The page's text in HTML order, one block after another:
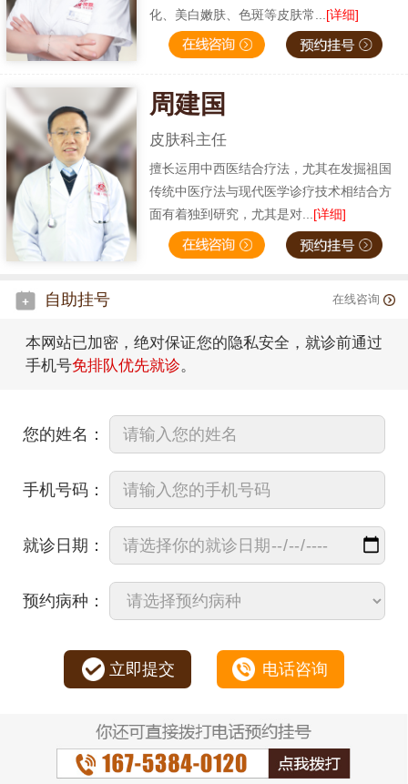
化、美白嫩肤、色斑等皮肤常... [详细]
周建国
皮肤科主任
擅长运用中西医结合疗法，尤其在发掘祖国
传统中医疗法与现代医学诊疗技术相结合方
面有着独到研究，尤其是对...[详细]
自助挂号 在线咨询
本网站已加密，绝对保证您的隐私安全，就诊前通过
手机号免排队优先就诊。
您的姓名：
手机号码：
就诊日期：
预约病种：
立即提交 电话咨询